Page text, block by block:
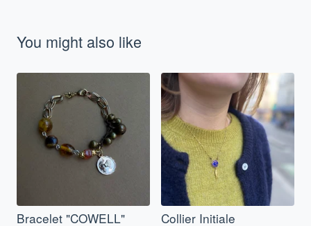
You might also like
Bracelet "COWELL"
Collier Initiale